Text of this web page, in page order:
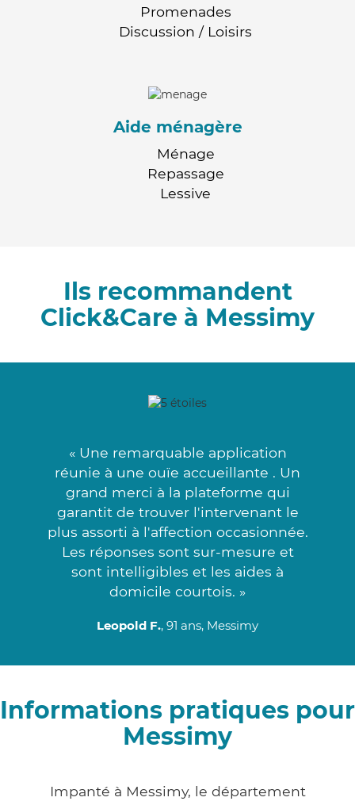
Promenades
Discussion / Loisirs
Aide ménagère
Ménage
Repassage
Lessive
Ils recommandent
Click&Care à Messimy
« Une remarquable application
réunie à une ouïe accueillante . Un
grand merci à la plateforme qui
garantit de trouver l'intervenant le
plus assorti à l'affection occasionnée.
Les réponses sont sur-mesure et
sont intelligibles et les aides à
domicile courtois. »
Leopold F., 91 ans, Messimy
Informations pratiques pour
Messimy
Impanté à Messimy, le département